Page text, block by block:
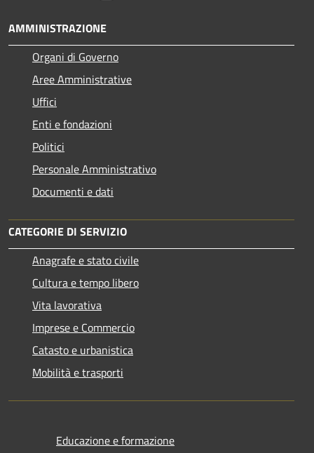
AMMINISTRAZIONE
Organi di Governo
Aree Amministrative
Uffici
Enti e fondazioni
Politici
Personale Amministrativo
Documenti e dati
CATEGORIE DI SERVIZIO
Anagrafe e stato civile
Cultura e tempo libero
Vita lavorativa
Imprese e Commercio
Catasto e urbanistica
Mobilità e trasporti
Educazione e formazione